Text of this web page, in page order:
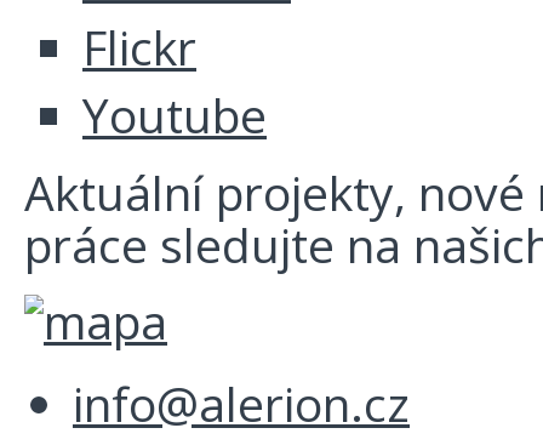
Flickr
Youtube
Aktuální projekty, nové
práce sledujte na
info@alerion.cz